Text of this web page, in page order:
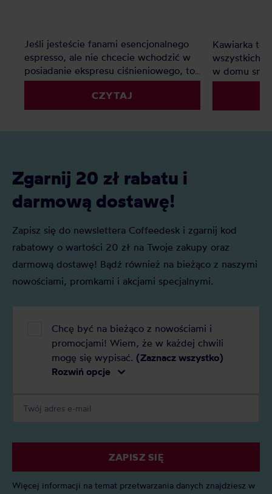
Jeśli jesteście fanami esencjonalnego
espresso, ale nie chcecie wchodzić w
posiadanie ekspresu ciśnieniowego, to
kafetierka będzie doskonałym
rozwiązaniem. Jaka kawiarka jest
najlepsza do domu? Oto polecane
CZYTAJ
Kawiarka to
wszystkich,
w domu
konieczności
najlepsza
Zgarnij 20 zł rabatu i
darmową dostawę!
Zapisz się do newslettera Coffeedesk i zgarnij kod
rabatowy o wartości 20 zł na Twoje zakupy oraz
darmową dostawę! Bądź również na bieżąco z naszymi
nowościami, promkami i akcjami specjalnymi.
Chcę być na bieżąco z nowościami i
promocjami! Wiem, że w każdej chwili
mogę się wypisać. (Zaznacz wszystko)
Rozwiń opcje
ZAPISZ SIĘ
Więcej informacji na temat przetwarzania danych znajdziesz w